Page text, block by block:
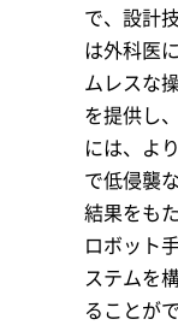
で、設計
は外科医
ムレスな
を提供し
には、よ
で低侵襲
結果をも
ロボット
ステムを
ることが